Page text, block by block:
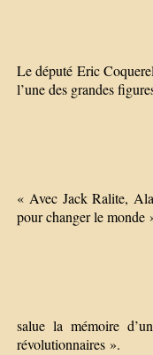
Le député Eric
l’une des grandes
« Avec Jack Ralite,
pour changer le monde
salue la mémoire
révolutionnaires ».